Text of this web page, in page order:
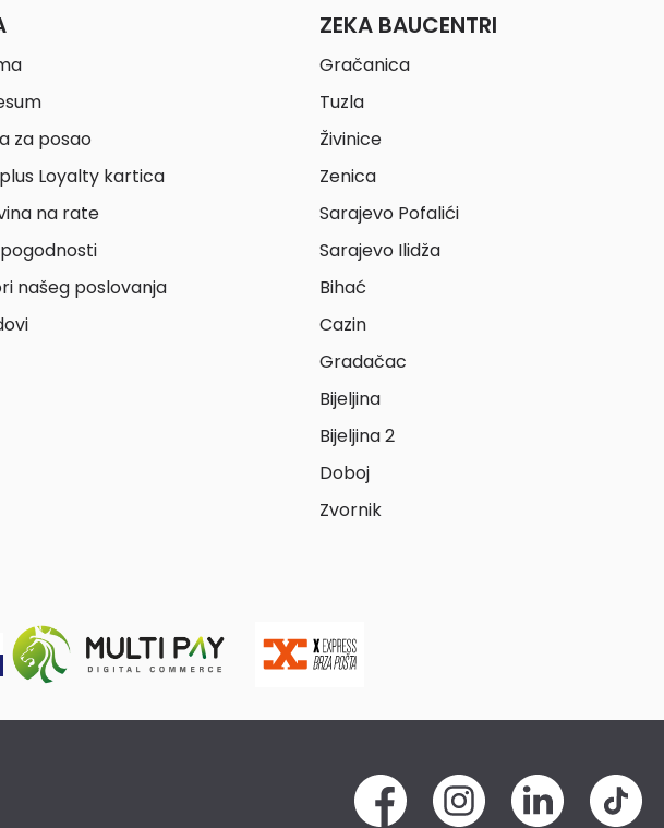
za posao
Loyalty kartica
na rate
našeg poslovanja
ZEKA BAUCENTRI
Gračanica
Tuzla
Živinice
Zenica
Sarajevo Pofalići
Sarajevo Ilidža
Bihać
Cazin
Gradačac
Bijeljina
Bijeljina 2
Doboj
Zvornik